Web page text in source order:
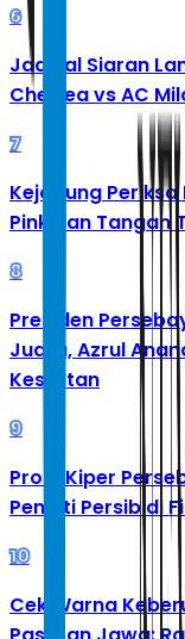
6
Jadwal Siaran
Chelsea vs AC
7
Kejagung
Pink dan Tangan
8
Presiden
Juara, Azrul
Kesulitan
9
Profil Kiper
Penalti Persib di
10
Cek Warna